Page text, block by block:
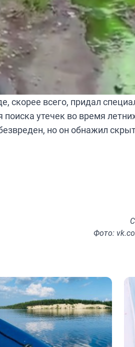
скорее всего, придал
утечек во время
но он обнажил
Фото: